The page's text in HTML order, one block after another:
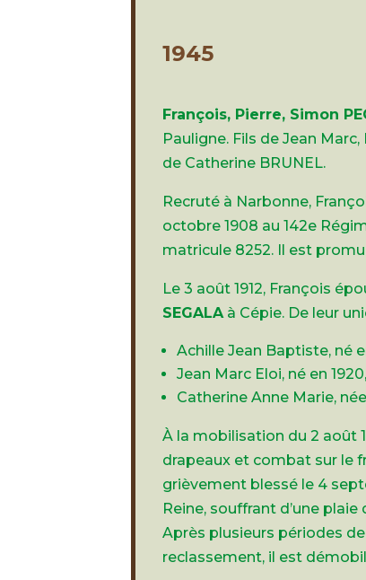
1945
François, Pierre, Simon
Pauligne. Fils de Jean
de Catherine BRUNEL.
Recruté à Narbonne,
octobre 1908 au 142e
matricule 8252. Il est
Le 3 août 1912, François
SEGALAà Cépie. De leur
Achille Jean Baptiste, né
Jean Marc Eloi, né en 1920,
Catherine Anne Marie, née
À la mobilisation du 2 août
drapeaux et combat sur le
grièvement blessé le 4
Reine, souffrant d’une
Après plusieurs périodes
reclassement, il est